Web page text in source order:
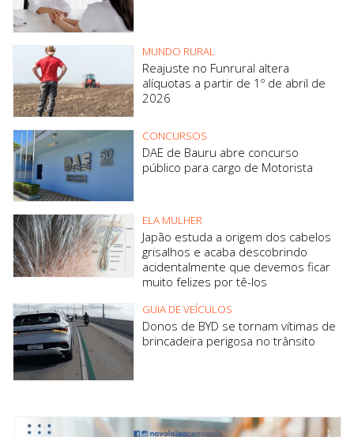
MUNDO RURAL
Reajuste no Funrural altera
alíquotas a partir de 1º de abril de
2026
CONCURSOS
DAE de Bauru abre concurso
público para cargo de Motorista
ELA MULHER
Japão estuda a origem dos cabelos
grisalhos e acaba descobrindo
acidentalmente que devemos ficar
muito felizes por tê-los
GUIA DE VEÍCULOS
Donos de BYD se tornam vítimas de
brincadeira perigosa no trânsito